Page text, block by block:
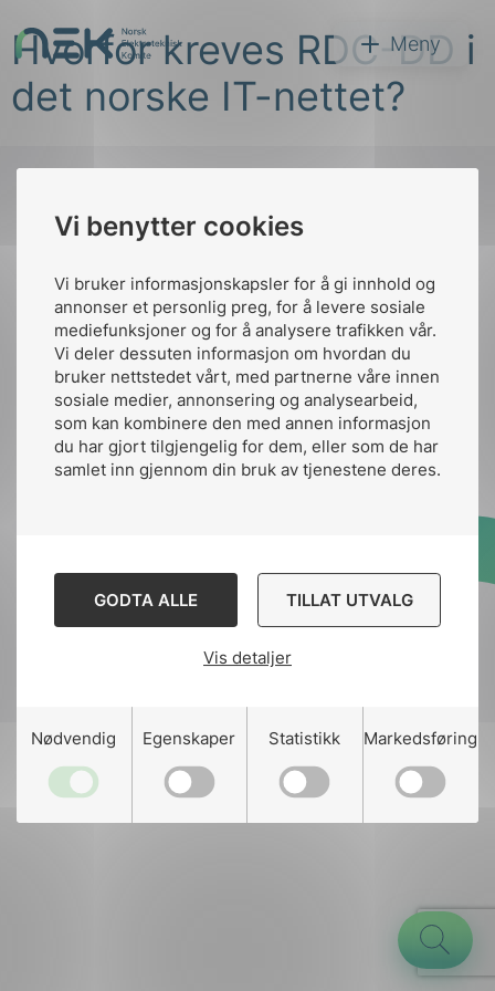
Vi benytter cookies
Vi bruker informasjonskapsler for å gi innhold og
annonser et personlig preg, for å levere sosiale
mediefunksjoner og for å analysere trafikken vår.
Vi deler dessuten informasjon om hvordan du
bruker nettstedet vårt, med partnerne våre innen
sosiale medier, annonsering og analysearbeid,
som kan kombinere den med annen informasjon
du har gjort tilgjengelig for dem, eller som de har
samlet inn gjennom din bruk av tjenestene deres.
GODTA ALLE TILLAT UTVALG
Vis detaljer
Nødvendig Egenskaper Statistikk Markedsføring
til
innhold
NEK Meny
Søk
Hvorfor kreves RDC-DD i
det norske IT-nettet?
Kontakt oss
Ansatte
nek@nek.no
Kontakt
Bruk av Cookies
Designed and developed
Stem Agency
toppen